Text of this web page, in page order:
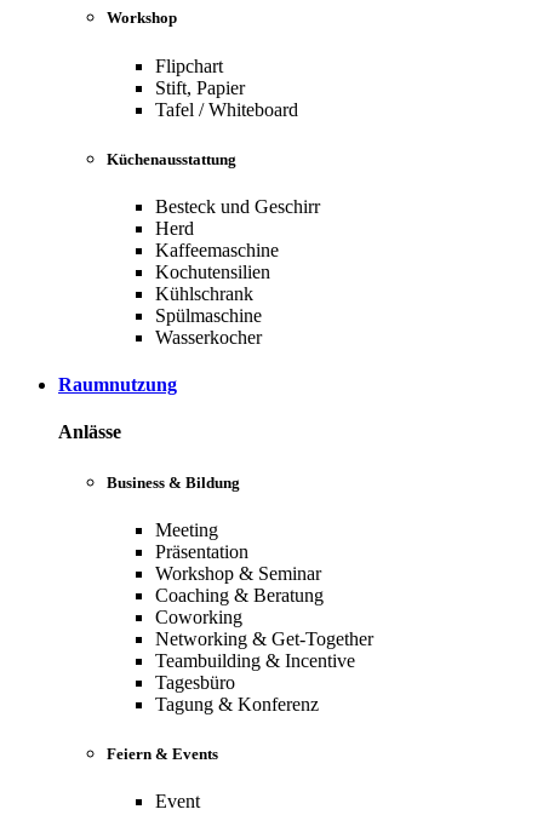
Workshop
Flipchart
Stift, Papier
Tafel / Whiteboard
Küchenausstattung
Besteck und Geschirr
Herd
Kaffeemaschine
Kochutensilien
Kühlschrank
Spülmaschine
Wasserkocher
Raumnutzung
Anlässe
Business & Bildung
Meeting
Präsentation
Workshop & Seminar
Coaching & Beratung
Coworking
Networking & Get-Together
Teambuilding & Incentive
Tagesbüro
Tagung & Konferenz
Feiern & Events
Event